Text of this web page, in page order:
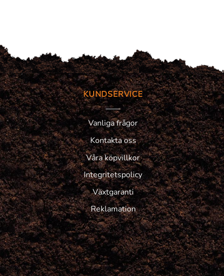
KUNDSERVICE
Vanliga frågor
Kontakta oss
Våra köpvillkor
Integritetspolicy
Växtgaranti
Reklamation